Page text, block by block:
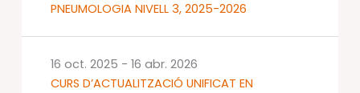
PNEUMOLOGIA NIVELL 3, 2025-2026
CURS D’ACTUALITZACIÓ UNIFICAT EN
16 oct. 2025 - 16 abr. 2026